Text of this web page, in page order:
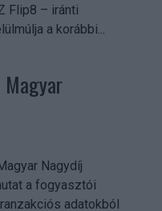
Flip8 – iránti
a korábbi...
Nagydíj
a fogyasztói
adatokból